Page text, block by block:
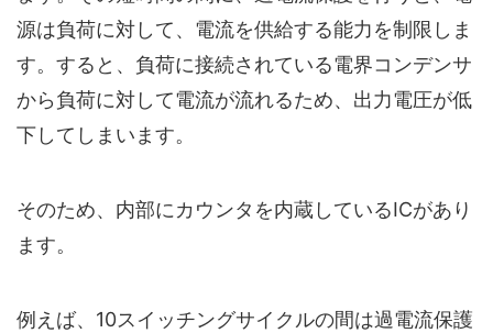
源は負荷に対して、電流を供給する能力を制限しま
す。すると、負荷に接続されている電界コンデンサ
から負荷に対して電流が流れるため、出力電圧が低
下してしまいます。
そのため、 内部にカウンタを内蔵しているICがあり
ます。
例えば、10スイッチングサイクルの間は過電流保護